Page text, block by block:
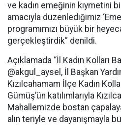
ve kadın emeğinin kıymetini
amacıyla düzenlediğimiz
programımızı büyük bir
gerçekleştirdik” denildi.
Açıklamada “İl Kadın Kolları
@akgul_aysel, İl Başkan
Kızılcahamam İlçe Kadın
Gümüş’ün katılımlarıyla
Mahallemizde bostan
alın teriyle ve dayanışmayla